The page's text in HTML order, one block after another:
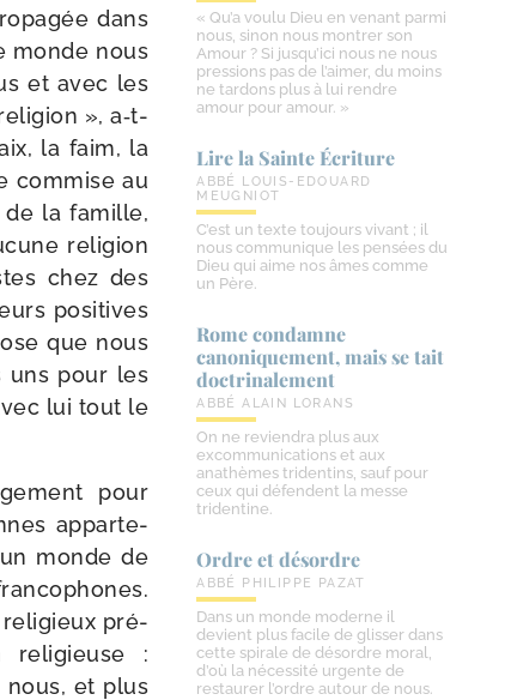
dans
monde nous
et avec les
», a‑t-​
la faim, la
com­mise au
la famille,
reli­gion
chez des
posi­tives
que nous
uns pour les
lui tout le
pour
appar­te­
monde de
reli­gieux pré­
reli­gieuse :
nous, et plus
« Qu’a voulu Dieu en venant parmi
nous, sinon nous montrer son
Amour ? Si jusqu’ici nous ne nous
pressions pas de l’aimer, du moins
ne tardons plus à lui rendre
amour pour amour. »
Lire la Sainte Écriture
ABBÉ LOUIS-EDOUARD
MEUGNIOT
C’est un texte toujours vivant ; il
nous communique les pensées du
Dieu qui aime nos âmes comme
un Père.
Rome condamne
canoniquement, mais se tait
doctrinalement
ABBÉ ALAIN LORANS
On ne reviendra plus aux
excommunications et aux
anathèmes tridentins, sauf pour
ceux qui défendent la messe
tridentine.
Ordre et désordre
ABBÉ PHILIPPE PAZAT
Dans un monde moderne il
devient plus facile de glisser dans
cette spirale de désordre moral,
d’où la nécessité urgente de
restaurer l’ordre autour de nous.